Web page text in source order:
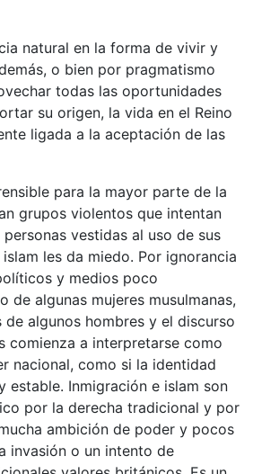
natural en la forma de vivir y
o bien por pragmatismo
todas las oportunidades
su origen, la vida en el Reino
ligada a la aceptación de las
para la mayor parte de la
grupos violentos que intentan
vestidas al uso de sus
les da miedo. Por ignorancia
y medios poco
de algunas mujeres musulmanas,
de algunos hombres y el discurso
comienza a interpretarse como
nacional, como si la identidad
estable. Inmigración e islam son
por la derecha tradicional y por
ambición de poder y pocos
invasión o un intento de